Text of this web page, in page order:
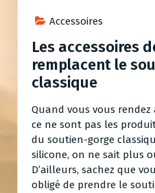
Accessoires
Les accessoires
remplacent le
classique
Quand vous vous
ce ne sont pas les
du soutien-gorge
silicone, on ne sait plus
D’ailleurs, sachez que
obligé de prendre le